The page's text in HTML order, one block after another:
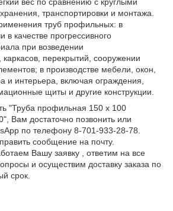
транспортировки и монтажа.
труб профильных: в
в качестве прогрессивного
при возведении
каркасов, перекрытий, сооружении
в производстве мебели, окон,
и интерьера, включая ограждения,
щиты и другие конструкции.
"Труба профильная 150 х 100
Вам достаточно позвонить или
по телефону 8-701-933-28-78.
сообщение на почту.
Вашу заявку , ответим на все
и осуществим доставку заказа по
срок.